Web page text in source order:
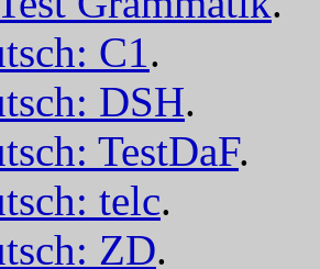
C1.
DSH.
TestDaF.
telc.
ZD.